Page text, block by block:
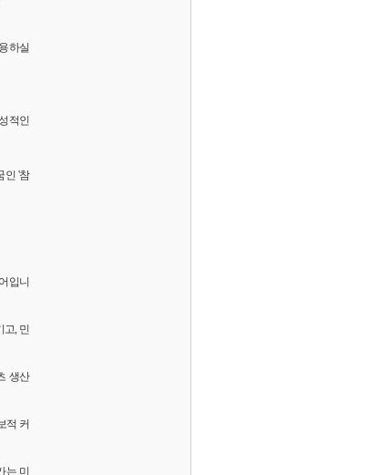
하실
적인
인 '참
입니
고, 민
생산
적 커
는 미